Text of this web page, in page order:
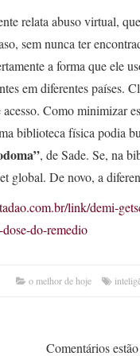
relata abuso virtual,
sem nunca ter
a forma que ele
em diferentes países.
Como minimizar
biblioteca física podia
, de Sade. Se, na
global. De novo, a
link/demi-
do-remedio
o melhor de hoje
Comentários